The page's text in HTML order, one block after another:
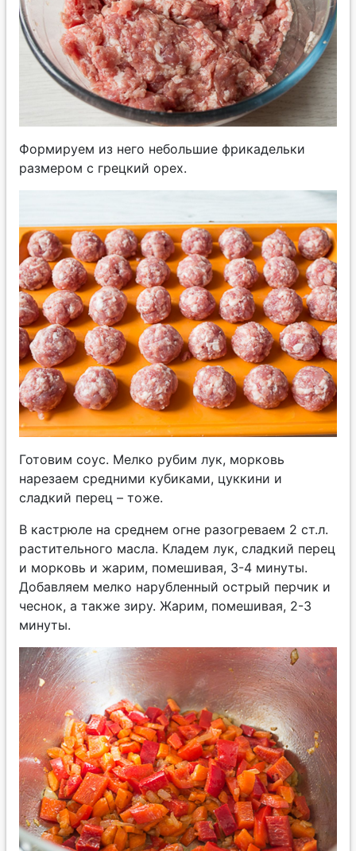
Формируем из него небольшие фрикадельки
размером с грецкий орех.
Готовим соус. Мелко рубим лук, морковь
нарезаем средними кубиками, цуккини и
сладкий перец – тоже.
В кастрюле на среднем огне разогреваем 2 ст.л.
растительного масла. Кладем лук, сладкий перец
и морковь и жарим, помешивая, 3-4 минуты.
Добавляем мелко нарубленный острый перчик и
чеснок, а также зиру. Жарим, помешивая, 2-3
минуты.